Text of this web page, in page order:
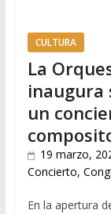
CULTURA
La
inaugura
un
19 marzo,
Concierto,
En la apertura